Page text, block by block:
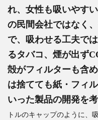
れ、女性も吸いやす
の民間会社ではなく
で、吸わせる工夫で
るタバコ、煙が出ず
殻がフィルターも含
は捨てても紙・フィ
いった製品の開発を
トルのキャップのように、